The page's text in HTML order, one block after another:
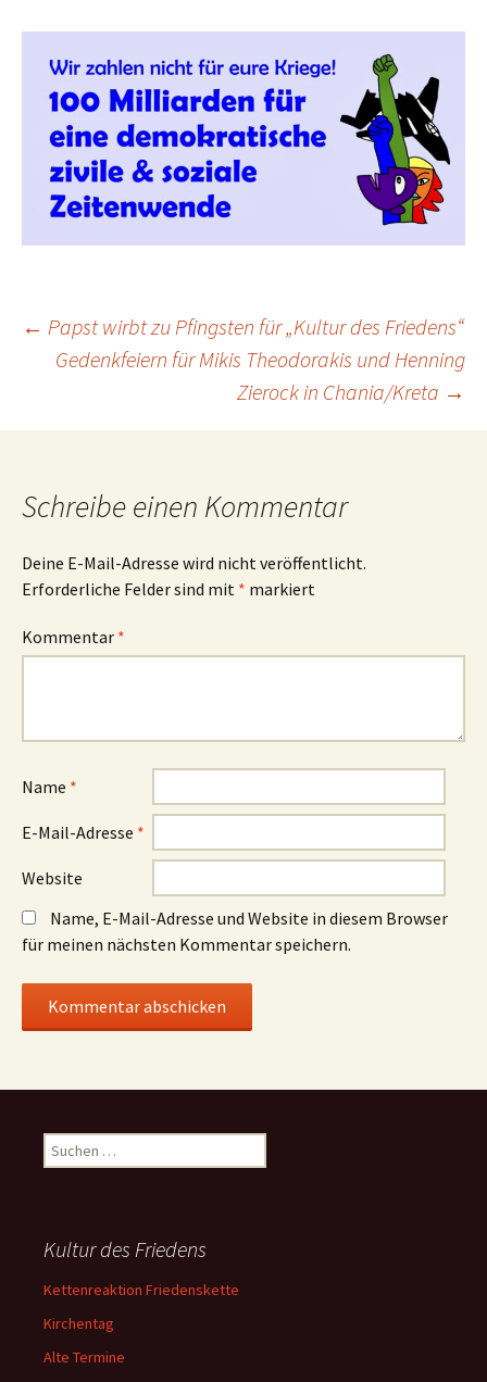
Beitrags-
Navigation
← Papst wirbt zu Pfingsten für „Kultur des Friedens“
Gedenkfeiern für Mikis Theodorakis und Henning
Zierock in Chania/Kreta →
Schreibe einen Kommentar
Deine E-Mail-Adresse wird nicht veröffentlicht.
Erforderliche Felder sind mit * markiert
Kommentar *
Name *
E-Mail-Adresse *
Website
Name, E-Mail-Adresse und Website in diesem Browser
für meinen nächsten Kommentar speichern.
Suchen
nach:
Kultur des Friedens
Kettenreaktion Friedenskette
Kirchentag
Alte Termine